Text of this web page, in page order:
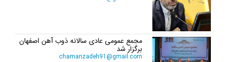
مجمع عمومی عادی سالانه ذوب آهن اصفهان
برگزار شد
chamanzadeh91@gmail.com